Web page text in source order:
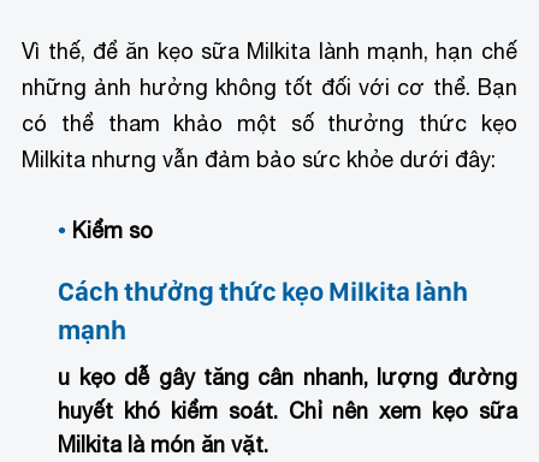
Vì thế, để ăn kẹo sữa Milkita lành mạnh, hạn chế
những ảnh hưởng không tốt đối với cơ thể. Bạn
có thể tham khảo một số thưởng thức kẹo
Milkita nhưng vẫn đảm bảo sức khỏe dưới đây:
Kiểm so
Cách thưởng thức kẹo Milkita lành
mạnh
u kẹo dễ gây tăng cân nhanh, lượng đường
huyết khó kiểm soát. Chỉ nên xem kẹo sữa
Milkita là món ăn vặt.